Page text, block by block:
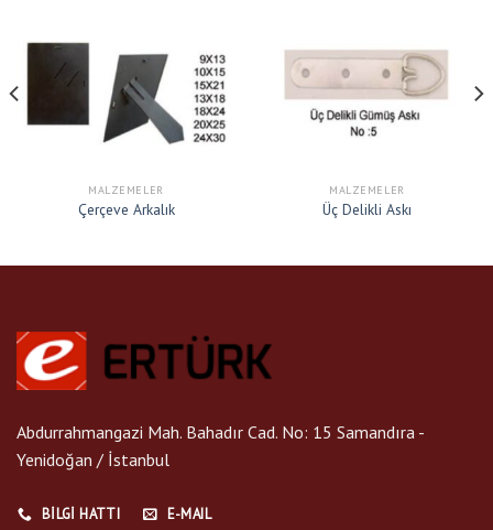
MALZEMELER
Çerçeve Arkalık
MALZEMELER
Üç Delikli Askı
Abdurrahmangazi Mah. Bahadır Cad. No: 15 Samandıra -
Yenidoğan / İstanbul
BILGI HATTI E-MAIL